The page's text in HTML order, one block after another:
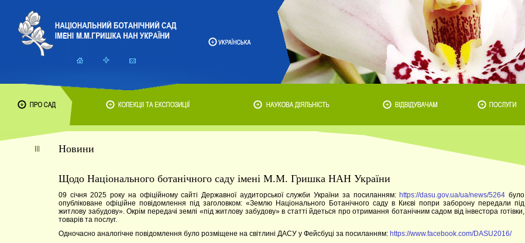
Новини
Щодо Національного ботанічного саду імені М.М. Гришка НАН України
09 січня 2025 року на офіційному сайті Державної аудиторської служби України за посиланням: https://dasu.gov.ua/ua/news/5264 було
опубліковане офіційне повідомлення під заголовком: «Землю Національного Ботанічного саду в Києві попри заборону передали під
житлову забудову». Окрім передачі землі «під житлову забудову» в статті йдеться про отримання ботанічним садом від інвестора готівки,
товарів та послуг.
Одночасно аналогічне повідомлення було розміщене на світлині ДАСУ у Фейсбуці за посиланням: https://www.facebook.com/DASU2016/